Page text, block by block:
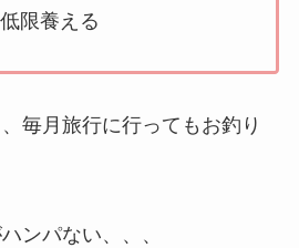
限養える
毎月旅行に行ってもお釣り
ンパない、、、